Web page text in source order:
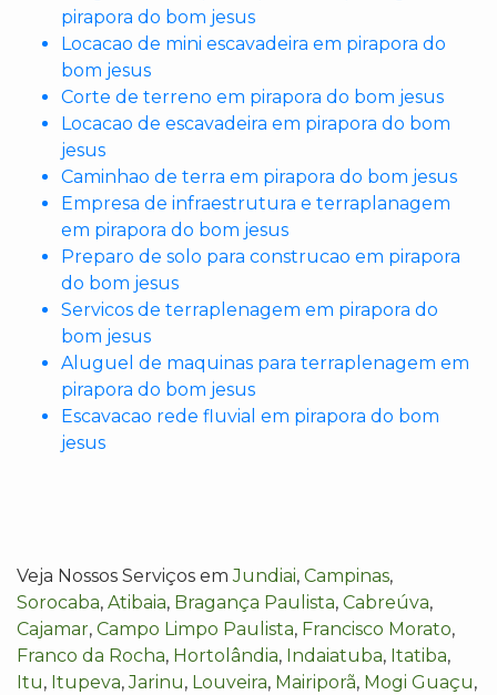
pirapora do bom jesus
Locacao de mini escavadeira em pirapora do
bom jesus
Corte de terreno em pirapora do bom jesus
Locacao de escavadeira em pirapora do bom
jesus
Caminhao de terra em pirapora do bom jesus
Empresa de infraestrutura e terraplanagem
em pirapora do bom jesus
Preparo de solo para construcao em pirapora
do bom jesus
Servicos de terraplenagem em pirapora do
bom jesus
Aluguel de maquinas para terraplenagem em
pirapora do bom jesus
Escavacao rede fluvial em pirapora do bom
jesus
Veja Nossos Serviços emJundiai, Campinas,
Sorocaba, Atibaia, Bragança Paulista, Cabreúva,
Cajamar, Campo Limpo Paulista, Francisco Morato,
Franco da Rocha, Hortolândia, Indaiatuba, Itatiba,
Itu, Itupeva,Jarinu, Louveira, Mairiporã, Mogi Guaçu,